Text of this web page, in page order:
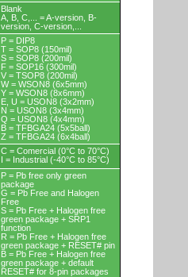
Blank
A, B, C,... = A-version, B-
version, C-version,...
P = DIP8
T = SOP8 (150mil)
S = SOP8 (200mil)
F = SOP16 (300mil)
V = TSOP8 (200mil)
W = WSON8 (6x5mm)
Y = WSON8 (8x6mm)
E, U = USON8 (3x2mm)
N = USON8 (3x4mm)
Q = USON8 (4x4mm)
B = TFBGA24 (5x5ball)
Z = TFBGA24 (6x4ball)
C = Comercial (0°C to 70°C)
I = Industrial (-40°C to 85°C)
P = Pb free only green
package
G = Pb Free and Halogen
Free
S = Pb Free + Halogen free
green package + SRP1
function
R = Pb Free + Halogen free
green package + RESET# pin
B = Pb Free + Halogen free
green package + default
RESET# for 8-pin packages